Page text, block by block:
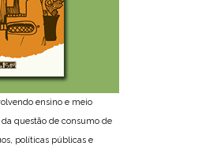
ensino e meio
questão de consumo de
políticas públicas e